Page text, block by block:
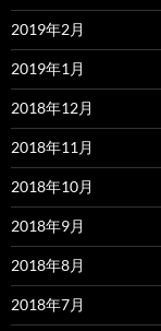
2019年2月
2019年1月
2018年12月
2018年11月
2018年10月
2018年9月
2018年8月
2018年7月